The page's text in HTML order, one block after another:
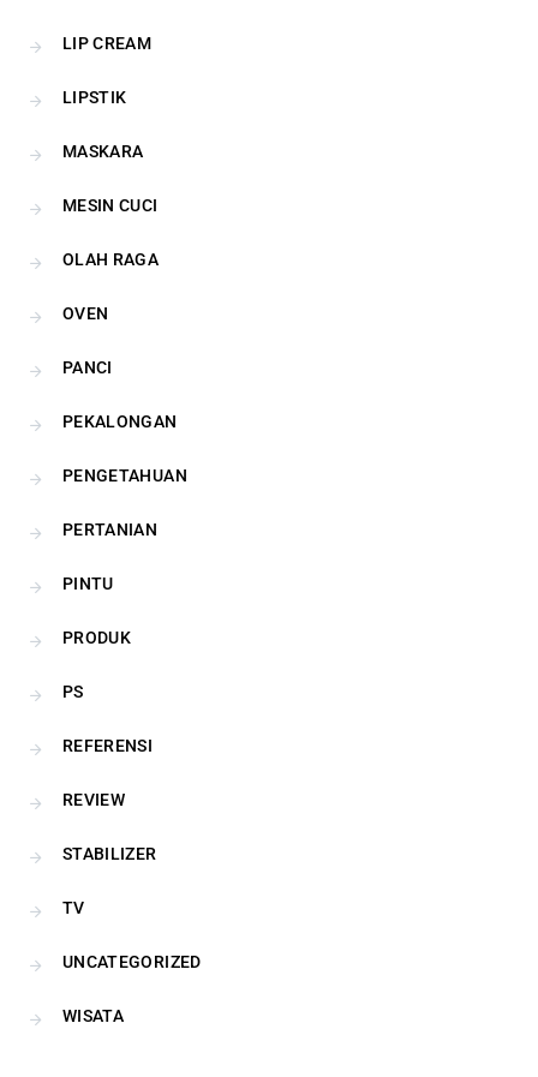
LIP CREAM
LIPSTIK
MASKARA
MESIN CUCI
OLAH RAGA
OVEN
PANCI
PEKALONGAN
PENGETAHUAN
PERTANIAN
PINTU
PRODUK
PS
REFERENSI
REVIEW
STABILIZER
TV
UNCATEGORIZED
WISATA